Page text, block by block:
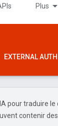
Plus
EXTERNAL AUTH
pour traduire
contenir des